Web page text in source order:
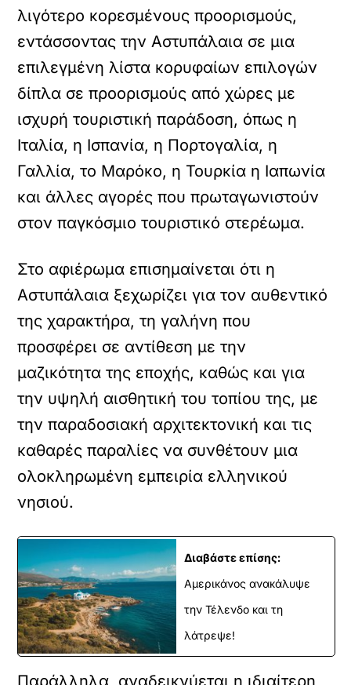
λιγότερο κορεσμένους προορισμούς,
εντάσσοντας την Αστυπάλαια σε μια
επιλεγμένη λίστα κορυφαίων επιλογών
δίπλα σε προορισμούς από χώρες με
ισχυρή τουριστική παράδοση, όπως η
Ιταλία, η Ισπανία, η Πορτογαλία, η
Γαλλία, το Μαρόκο, η Τουρκία η Ιαπωνία
και άλλες αγορές που πρωταγωνιστούν
στον παγκόσμιο τουριστικό στερέωμα.
Στο αφιέρωμα επισημαίνεται ότι η
Αστυπάλαια ξεχωρίζει για τον αυθεντικό
της χαρακτήρα, τη γαλήνη που
προσφέρει σε αντίθεση με την
μαζικότητα της εποχής, καθώς και για
την υψηλή αισθητική του τοπίου της, με
την παραδοσιακή αρχιτεκτονική και τις
καθαρές παραλίες να συνθέτουν μια
ολοκληρωμένη εμπειρία ελληνικού
νησιού.
Διαβάστε επίσης:
Αμερικάνος ανακάλυψε
την Τέλενδο και τη
λάτρεψε!
Παράλληλα, αναδεικνύεται η ιδιαίτερη